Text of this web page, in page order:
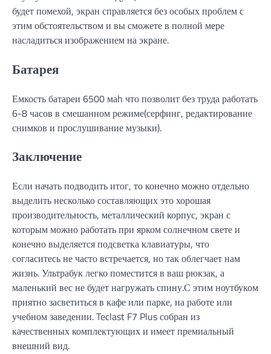
будет помехой, экран справляется без особых проблем с
этим обстоятельством и вы сможете в полной мере
насладиться изображением на экране.
Батарея
Емкость батареи 6500 маh что позволит без труда работать
6-8 часов в смешанном режиме(серфинг, редактирование
снимков и прослушивание музыки).
Заключение
Если начать подводить итог, то конечно можно отдельно
выделить несколько составляющих это хорошая
производительность, металлический корпус, экран с
которым можно работать при ярком солнечном свете и
конечно выделяется подсветка клавиатуры, что
согласитесь не часто встречается, но так облегчает нам
жизнь. Ультрабук легко поместитcя в ваш рюкзак, а
маленький вес не будет нагружать спину.С этим ноутбуком
приятно засветиться в кафе или парке, на работе или
учебном заведении. Teclast F7 Plus собран из
качественных комплектующих и имеет премиальный
внешний вид.